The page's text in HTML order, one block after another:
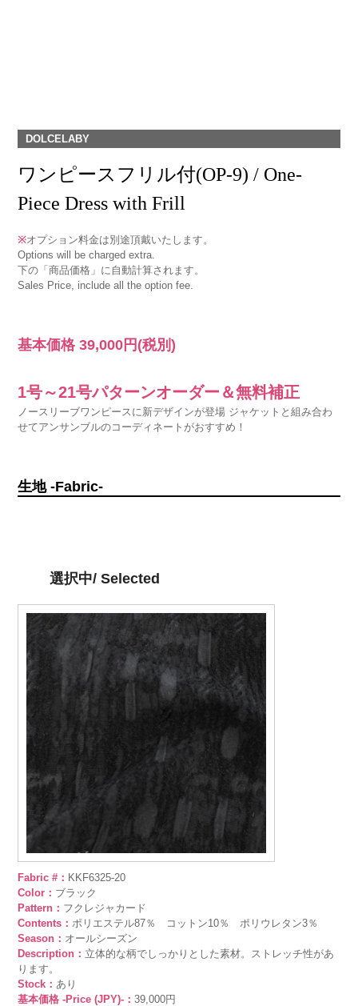
DOLCELABY
ワンピースフリル付(OP-9) / One-
Piece Dress with Frill
※オプション料金は別途頂戴いたします。
Options will be charged extra.
下の「商品価格」に自動計算されます。
Sales Price, include all the option fee.
基本価格39,000円 (税別)
1号～21号パターンオーダー＆無料補正
ノースリーブワンピースに新デザインが登場 ジャケットと組み合わ
せてアンサンブルのコーディネートがおすすめ！
生地 -Fabric-
選択中/ Selected
Fabric #： KKF6325-20
Color： ブラック
Pattern： フクレジャカード
Contents：ポリエステル87％ コットン10％ ポリウレタン3％
Season： オールシーズン
Description： 立体的な柄でしっかりとした素材。ストレッチ性があ
ります。
Stock：あり
基本価格 -Price (JPY)-：39,000円